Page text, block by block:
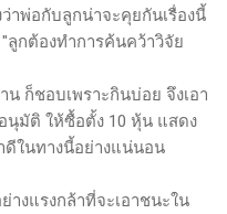
าพ่อกับลูกน่าจะคุยกันเรื่องนี้
กต้องทำการค้นคว้าวิจัย
ก็ชอบเพราะกินบ่อย จึงเอา
นุมัติ ให้ซื้อตั้ง 10 หุ้น แสดง
ดีในทางนี้อย่างแน่นอน
างแรงกล้าที่จะเอาชนะใน